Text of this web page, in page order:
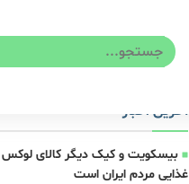
آخرین اخبار
بیسکویت و کیک دیگر کالای
غذایی مردم ایران است